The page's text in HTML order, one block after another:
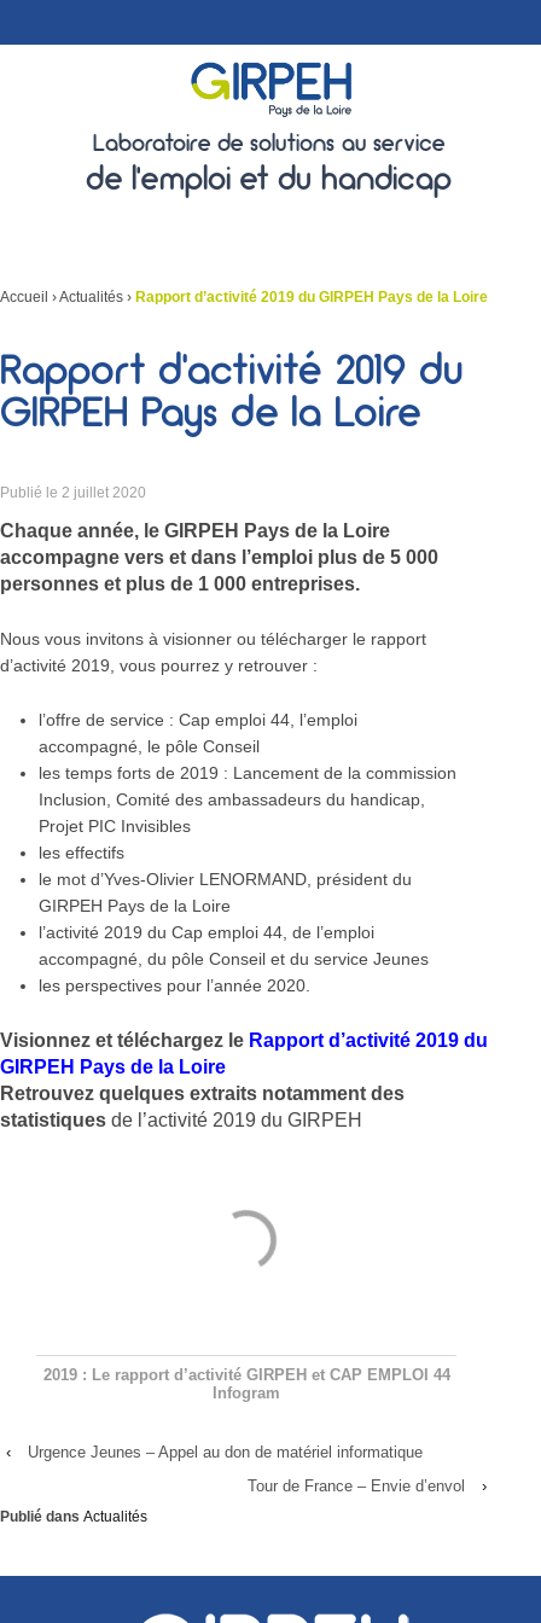
Laboratoire de solutions au service
de l'emploi et du handicap
Accueil ›Actualités › Rapport d’activité 2019 du GIRPEH Pays de la Loire
Rapport d’activité 2019 du
GIRPEH Pays de la Loire
Publié le 2 juillet 2020
Chaque année, le GIRPEH Pays de la Loire
accompagne vers et dans l’emploi plus de 5 000
personnes et plus de 1 000 entreprises.
Nous vous invitons à visionner ou télécharger le rapport
d’activité 2019, vous pourrez y retrouver :
l’offre de service : Cap emploi 44, l’emploi
accompagné, le pôle Conseil
les temps forts de 2019 : Lancement de la commission
Inclusion, Comité des ambassadeurs du handicap,
Projet PIC Invisibles
les effectifs
le mot d’Yves-Olivier LENORMAND, président du
GIRPEH Pays de la Loire
l’activité 2019 du Cap emploi 44, de l’emploi
accompagné, du pôle Conseil et du service Jeunes
les perspectives pour l’année 2020.
Visionnez et téléchargez le Rapport d’activité 2019 du
GIRPEH Pays de la Loire
Retrouvez quelques extraits notamment des
statistiques de l’activité 2019 du GIRPEH
2019 : Le rapport d’activité GIRPEH et CAP EMPLOI 44
Infogram
‹
Urgence Jeunes – Appel au don de matériel informatique
Tour de France – Envie d’envol
›
Publié dans Actualités